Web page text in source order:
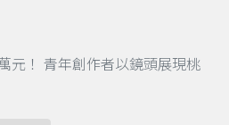
元！ 青年創作者以鏡頭展現桃